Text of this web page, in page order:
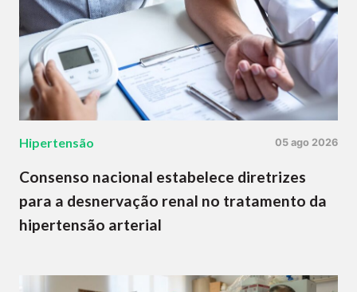
Hipertensão 05 ago 2026
Consenso nacional estabelece diretrizes
para a desnervação renal no tratamento da
hipertensão arterial